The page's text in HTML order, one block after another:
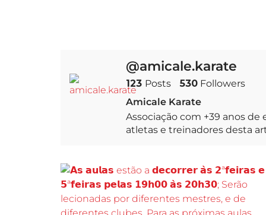
@amicale.karate
123 Posts 530Followers
Amicale Karate
Associação com +39 anos
atletas e treinadores desta